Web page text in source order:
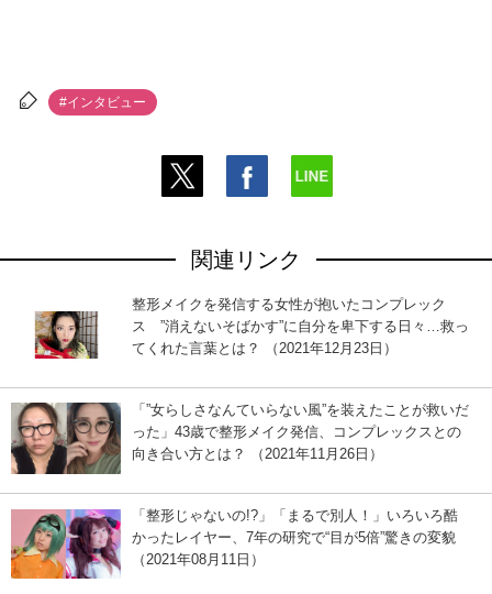
#インタビュー
関連リンク
整形メイクを発信する女性が抱いたコンプレック
ス ”消えないそばかす”に自分を卑下する日々…救っ
てくれた言葉とは？ （2021年12月23日）
「”女らしさなんていらない風”を装えたことが救いだ
った」43歳で整形メイク発信、コンプレックスとの
向き合い方とは？ （2021年11月26日）
「整形じゃないの!?」「まるで別人！」いろいろ酷
かったレイヤー、7年の研究で“目が5倍”驚きの変貌
（2021年08月11日）